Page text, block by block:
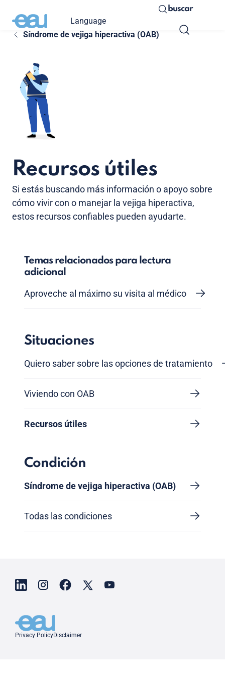
Language
buscar
Síndrome de vejiga hiperactiva (OAB)
Recursos útiles
Si estás buscando más información o apoyo sobre
cómo vivir con o manejar la vejiga hiperactiva,
estos recursos confiables pueden ayudarte.
Temas relacionados para lectura
adicional
Aproveche al máximo su visita al médico
Situaciones
Quiero saber sobre las opciones de tratamiento
Viviendo con OAB
Recursos útiles
Condición
Síndrome de vejiga hiperactiva (OAB)
Todas las condiciones
Privacy PolicyDisclaimer